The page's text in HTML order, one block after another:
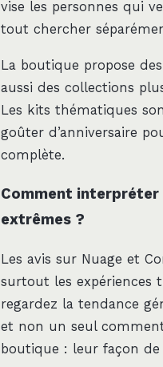
vise les personnes qui
tout chercher
La boutique propose
aussi des collections
Les kits thématiques
goûter d’anniversaire
complète.
Comment interpréter
extrêmes ?
Les avis sur Nuage et
surtout les expériences
regardez la tendance
et non un seul
boutique : leur façon